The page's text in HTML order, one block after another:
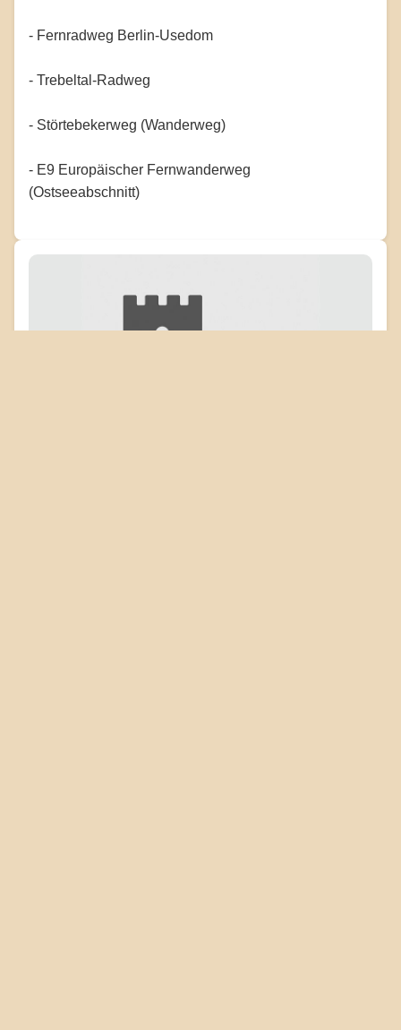
- Fernradweg Berlin-Usedom
- Trebeltal-Radweg
- Störtebekerweg (Wanderweg)
- E9 Europäischer Fernwanderweg
(Ostseeabschnitt)